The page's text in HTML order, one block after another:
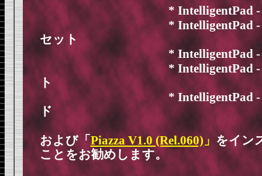
* IntelligentPad - 基
* IntelligentPad - 開発
セット
* IntelligentPad - 連携
* IntelligentPad - マニ
ト
* IntelligentPad -
ド
および「Piazza V1.0 (Rel.060) 」 をイン
ことをお勧めします。